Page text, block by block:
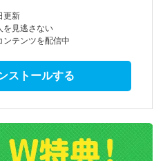
更新
を見逃さない
ンテンツを配信中
ストールする